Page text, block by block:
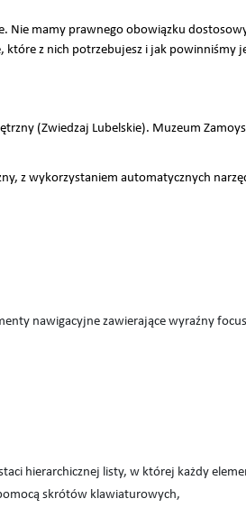
Nie mamy prawnego obowiązku
które z nich potrzebujesz i jak powinniśmy
(Zwiedzaj Lubelskie). Muzeum
z wykorzystaniem automatycznych
nawigacyjne zawierające wyraźny
hierarchicznej listy, w której każdy
skrótów klawiaturowych,